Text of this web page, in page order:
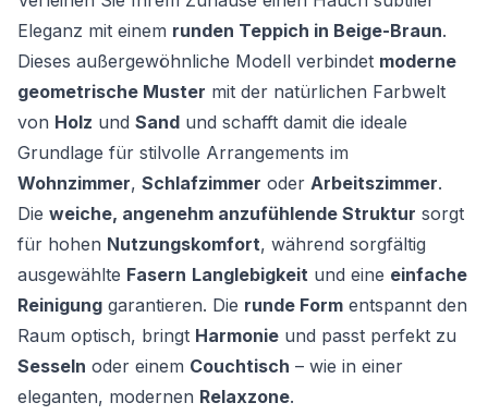
Eleganz mit einem runden Teppich in Beige-Braun.
Dieses außergewöhnliche Modell verbindet moderne
geometrische Muster mit der natürlichen Farbwelt
von Holz und Sand und schafft damit die ideale
Grundlage für stilvolle Arrangements im
Wohnzimmer, Schlafzimmer oder Arbeitszimmer.
Die weiche, angenehm anzufühlende Struktur sorgt
für hohen Nutzungskomfort, während sorgfältig
ausgewählte Fasern Langlebigkeit und eine einfache
Reinigung garantieren. Die runde Form entspannt den
Raum optisch, bringt Harmonie und passt perfekt zu
Sesseln oder einem Couchtisch – wie in einer
eleganten, modernen Relaxzone.